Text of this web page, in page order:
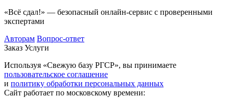
«Всё сдал!» — безопасный онлайн-сервис с проверенными
экспертами
Авторам Вопрос-ответ
Заказ Услуги
Используя «Свежую базу РГСР», вы принимаете
пользовательское соглашение
и политику обработки персональных данных
Сайт работает по московскому времени: